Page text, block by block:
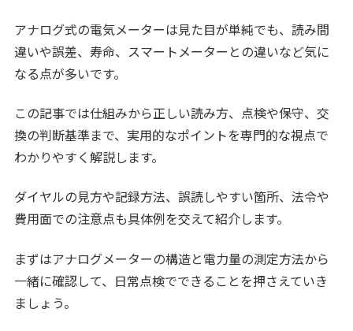
アナログ式の電気メーターは見た目が単純でも、読み間
違いや誤差、寿命、スマートメーターとの違いなど気に
なる点が多いです。
この記事では仕組みから正しい読み方、点検や保守、交
換の判断基準まで、実用的なポイントを専門的な視点で
わかりやすく解説します。
ダイヤルの見方や記録方法、誤読しやすい箇所、法令や
費用面での注意点も具体例を交えて紹介します。
まずはアナログメーターの構造と電力量の測定方法から
一緒に確認して、日常点検でできることを押さえていき
ましょう。